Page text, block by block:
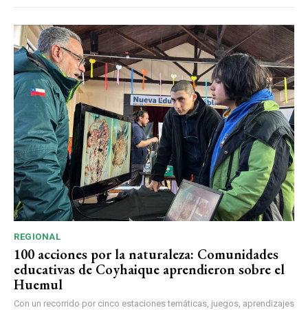
REGIONAL
100 acciones por la naturaleza: Comunidades
educativas de Coyhaique aprendieron sobre el
Huemul
Con un recorrido por cinco estaciones temáticas, juegos, aprendizajes